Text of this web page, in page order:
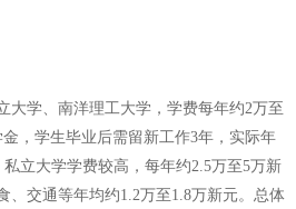
大学、南洋理工大学，学费每年约2万至
，学生毕业后需留新工作3年，实际年
立大学学费较高，每年约2.5万至5万新
、交通等年均约1.2万至1.8万新元。总体